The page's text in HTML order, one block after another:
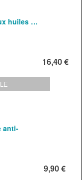
huiles …
16,40 €
anti-
9,90 €